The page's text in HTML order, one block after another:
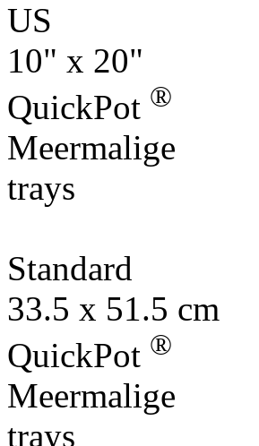
US
10" x 20"
QuickPot ®
Meermalige
trays
Standard
33.5 x 51.5 cm
QuickPot ®
Meermalige
trays